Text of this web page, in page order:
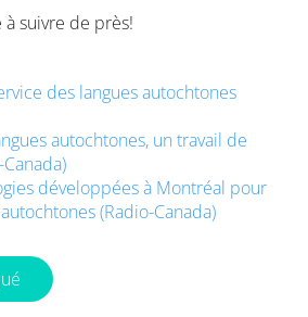
à suivre de près!
des langues autochtones
autochtones, un travail de
développées à Montréal pour
(Radio-Canada)